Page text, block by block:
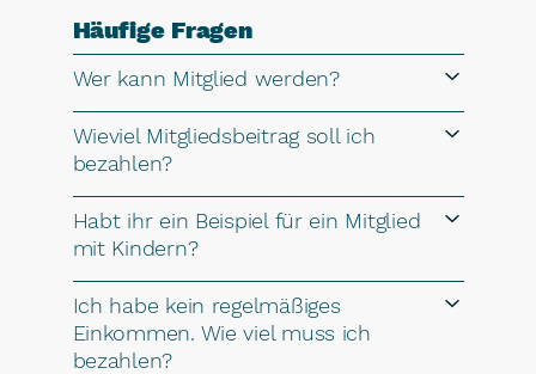
Häufige Fragen
Wer kann Mitglied werden?
Wieviel Mitgliedsbeitrag soll ich
bezahlen?
Habt ihr ein Beispiel für ein Mitglied
mit Kindern?
Ich habe kein regelmäßiges
Einkommen. Wie viel muss ich
bezahlen?